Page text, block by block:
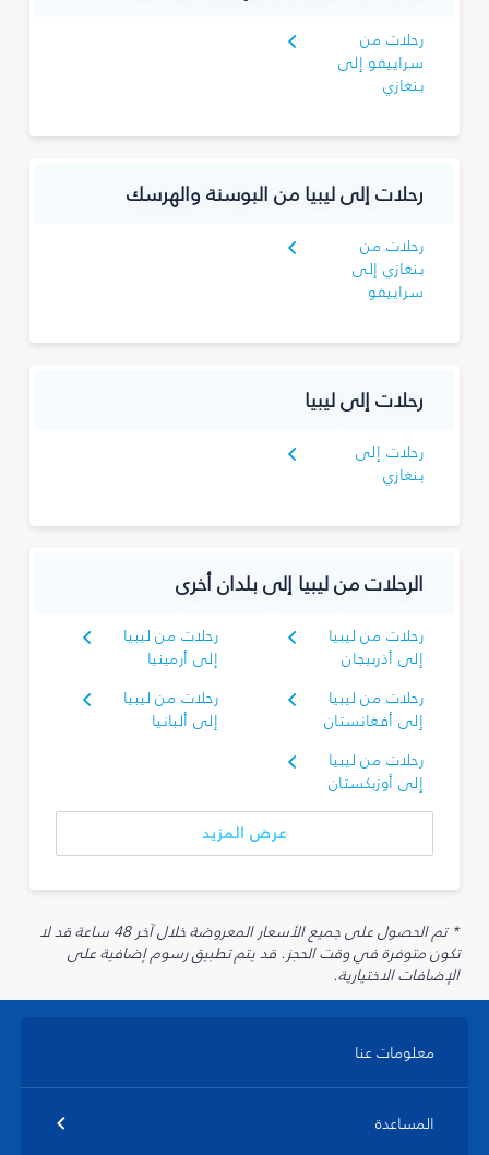
رحلات من
سراييفو إلى
بنغازي
رحلات إلى ليبيا من البوسنة والهرسك
رحلات من
بنغازي إلى
سراييفو
رحلات إلى ليبيا
رحلات إلى
بنغازي
الرحلات من ليبيا إلى بلدان أخرى
رحلات من ليبيا
إلى أذربيجان
رحلات من ليبيا
إلى أرمينيا
رحلات من ليبيا
إلى أفغانستان
رحلات من ليبيا
إلى ألبانيا
رحلات من ليبيا
إلى أوزبكستان
عرض المزيد
* تم الحصول على جميع الأسعار المعروضة خلال آخر 48 ساعة قد لا
تكون متوفرة في وقت الحجز. قد يتم تطبيق رسوم إضافية على
الإضافات الاختيارية.
معلومات عنا
المساعدة